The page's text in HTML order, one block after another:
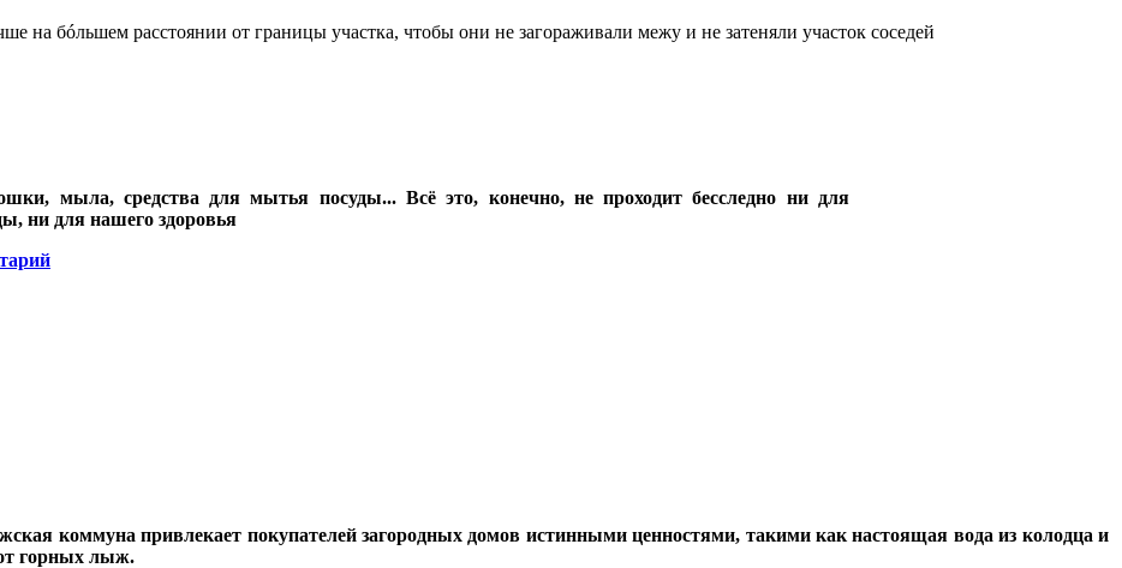
на бóльшем расстоянии от границы участка, чтобы они не загораживали межу и не затеняли участок соседей
мыла, средства для мытья посуды... Bсё это, конечно, не проходит бесследно ни для
ни для нашего здоровья
коммуна привлекает покупателей загородных домов истинными ценностями, такими как настоящая вода из колодца и
горных лыж.